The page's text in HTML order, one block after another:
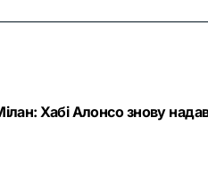
Хабі Алонсо знову